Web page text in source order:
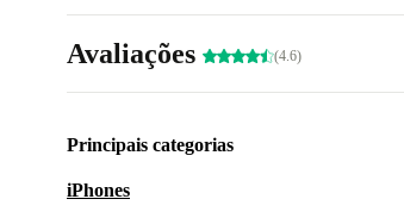
Avaliações (4.6)
Principais categorias
iPhones